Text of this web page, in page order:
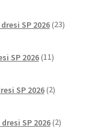
SP 2026 23izdelkov
SP 2026 11izdelkov
SP 2026 2izdelka
SP 2026 2izdelka